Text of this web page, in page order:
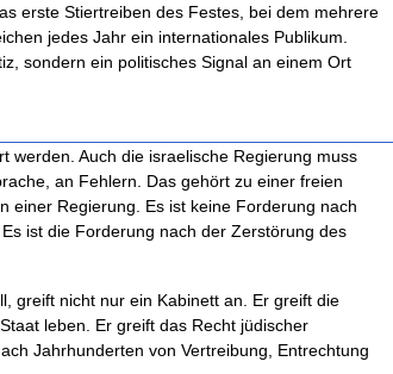
erste Stiertreiben des Festes, bei dem mehrere
jedes Jahr ein internationales Publikum.
sondern ein politisches Signal an einem Ort
werden. Auch die israelische Regierung muss
an Fehlern. Das gehört zu einer freien
einer Regierung. Es ist keine Forderung nach
ist die Forderung nach der Zerstörung des
greift nicht nur ein Kabinett an. Er greift die
leben. Er greift das Recht jüdischer
Jahrhunderten von Vertreibung, Entrechtung